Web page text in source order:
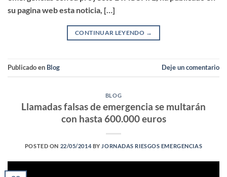
su pagina web esta noticia, […]
CONTINUAR LEYENDO →
Publicado en Blog Deje un comentario
BLOG
Llamadas falsas de emergencia se multarán
con hasta 600.000 euros
POSTED ON 22/05/2014 BY JORNADAS RIESGOS EMERGENCIAS